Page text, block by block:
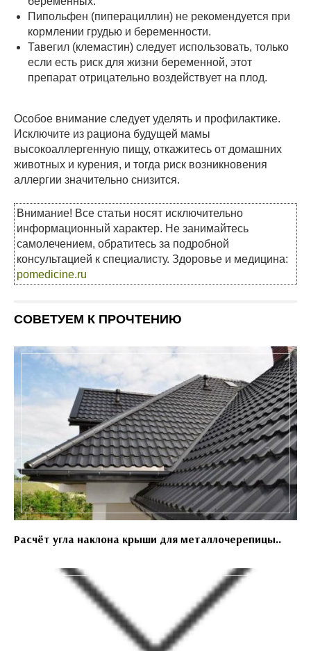
Пипольфен (пиперациллин) не рекомендуется при
кормлении грудью и беременности.
Тавегил (клемастин) следует использовать, только
если есть риск для жизни беременной, этот
препарат отрицательно воздействует на плод.
Особое внимание следует уделять и профилактике.
Исключите из рациона будущей мамы
высокоаллергенную пищу, откажитесь от домашних
животных и курения, и тогда риск возникновения
аллергии значительно снизится.
Внимание! Все статьи носят исключительно
информационный характер. Не занимайтесь
самолечением, обратитесь за подробной
консультацией к специалисту. Здоровье и медицина:
pomedicine.ru
СОВЕТУЕМ К ПРОЧТЕНИЮ
Расчёт угла наклона крыши для металлочерепицы..